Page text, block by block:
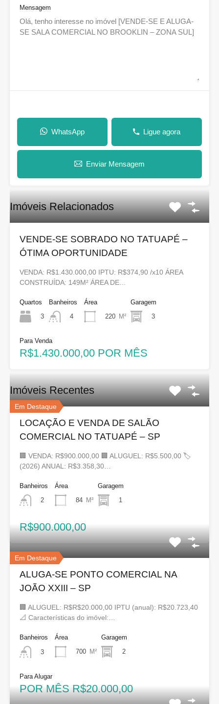
Mensagem
WhatsApp Ligue agora
Enviar Mensagem
Imóveis Relacionados
VENDE-SE SOBRADO NO TATUAPÉ –
ÓTIMA OPORTUNIDADE
VENDA: R$1.430.000,00 IPTU: R$374,90 /x10 ÁREA
CONSTRUÍDA: 149M² ÁREA DE…
Quartos
3
Banheiros
4
Área
220 M²
Garagem
3
Para Venda
R$1.430.000,00 POR MÊS
Imóveis Recentes
Em Destaque
LOCAÇÃO E VENDA DE SALÃO
COMERCIAL NO TATUAPÉ – SP
🏢 VENDA: R$900.000,00 🏢 ALUGUEL: R$5.500,00 🏷
(2026) ANUAL: R$3.358,30…
Banheiros
2
Área
84 M²
Garagem
1
R$900.000,00
Em Destaque
ALUGA-SE PONTO COMERCIAL NA
JOÃO XXIII – SP
🏢 ALUGUEL: R$R$20.000,00 IPTU (anual): R$20.723,40
📐 Características do imóvel:…
Banheiros
3
Área
700 M²
Garagem
2
Para Alugar
POR MÊS R$20.000,00